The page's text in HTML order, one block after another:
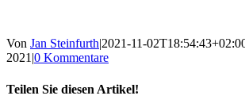
Von Jan Steinfurth|2021-11-
2021|0 Kommentare
Teilen Sie diesen Artikel!